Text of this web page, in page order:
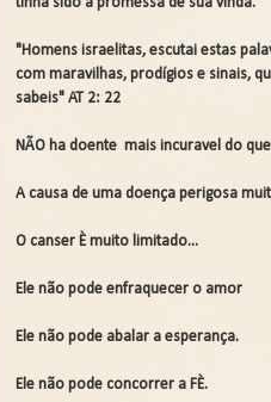
🌧️PRIMEIRA
📚SEGUNDA
📚TERCEIRA
🛡️CAMPANHA: Superando
🌧️A IMPORTÂNCIA DA
"Homens israelitas, escutai estas
com maravilhas, prodígios e sinais,
sabeis" AT 2: 22
NÃO ha doente mais incuravel do
A causa de uma doença perigosa
O canser È muito limitado...
Ele não pode enfraquecer o amor
Ele não pode abalar a esperança.
Ele não pode concorrer a FÈ.